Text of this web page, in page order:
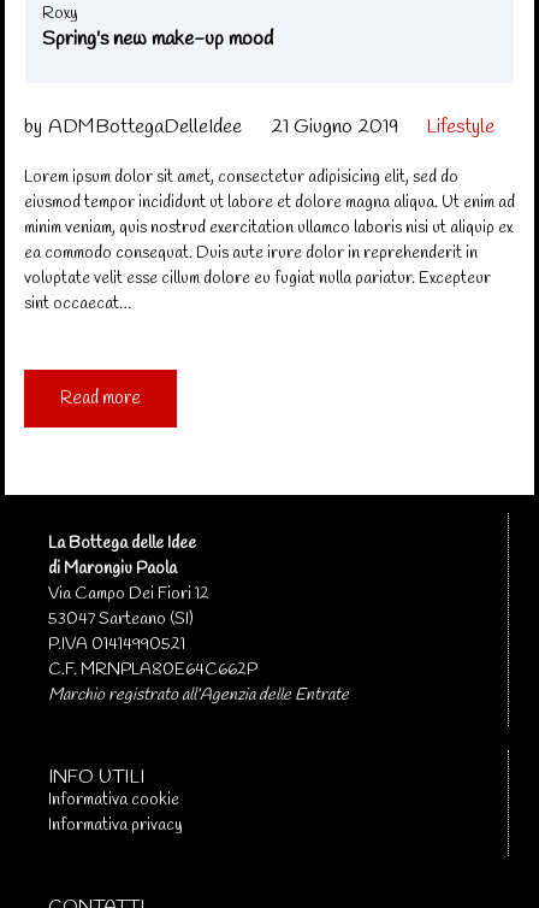
Roxy
Spring's new make-up mood
by ADMBottegaDelleIdee 21 Giugno 2019 Lifestyle
Lorem ipsum dolor sit amet, consectetur adipisicing elit, sed do
eiusmod tempor incididunt ut labore et dolore magna aliqua. Ut enim ad
minim veniam, quis nostrud exercitation ullamco laboris nisi ut aliquip ex
ea commodo consequat. Duis aute irure dolor in reprehenderit in
voluptate velit esse cillum dolore eu fugiat nulla pariatur. Excepteur
sint occaecat…
Read more
La Bottega delle Idee
di Marongiu Paola
Via Campo Dei Fiori 12
53047 Sarteano (SI)
P.IVA 01414990521
C.F. MRNPLA80E64C662P
Marchio registrato all’Agenzia delle Entrate
INFO UTILI
Informativa cookie
Informativa privacy